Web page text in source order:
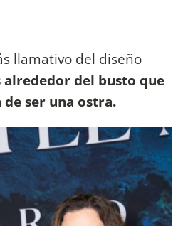
llamativo del diseño
alrededor del busto que
de ser una ostra.